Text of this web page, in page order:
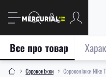
Сороконіжки Сороконіжки Nike
Все про товар